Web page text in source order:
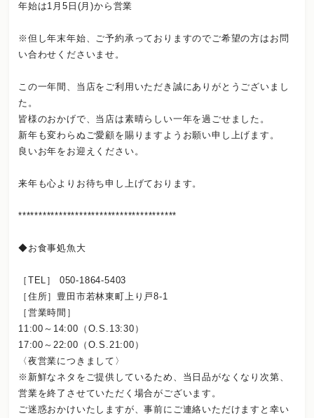
年始は1月5日(月)から営業
※但し年末年始、ご予約承っておりますのでご希望の方はお問
い合わせくださいませ。
この一年間、当店をご利用いただき誠にありがとうございまし
た。
皆様のおかげで、当店は素晴らしい一年を過ごせました。
新年も変わらぬご愛顧を賜りますようお願い申し上げます。
良いお年をお迎えください。
来年も心よりお待ち申し上げております。
***************************************
◆お食事処魚大
［TEL］ 050-1864-5403
［住所］豊田市若林東町上り戸8-1
［営業時間］
11:00～14:00（O.S.13:30）
17:00～22:00（O.S.21:00）
〈夜営業につきまして〉
※新鮮なネタをご提供しているため、当日品がなくなり次第、
営業を終了させていただく場合がございます。
ご迷惑おかけいたしますが、事前にご連絡いただけますと幸い